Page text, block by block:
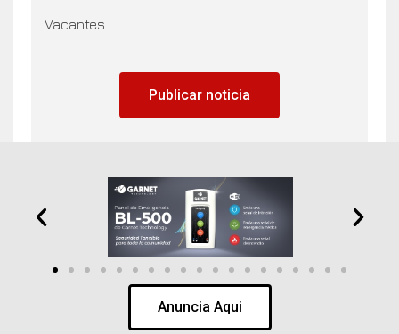
Vacantes
Publicar noticia
Anuncia Aqui